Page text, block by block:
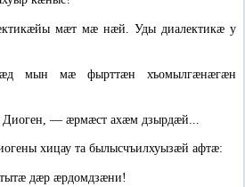
мæт мæ нæй. Уды диалектикæ у
мын мæ фырттæн хъомылгæнæгæн
Диоген, — æрмæст ахæм дзырдæй...
хицау та былысчъилхуызæй афтæ:
дæр æрдомдзæни!